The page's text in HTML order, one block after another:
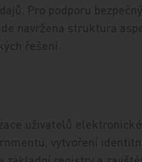
Pro podporu
navržena struktura
řešení.
uživatelů
vytvoření